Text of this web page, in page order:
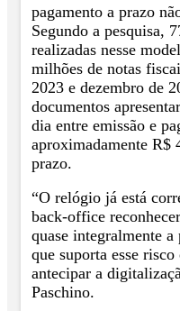
pagamento a prazo
Segundo a pesquisa,
realizadas nesse
milhões de notas
2023 e dezembro de
documentos
dia entre emissão e
aproximadamente R$
prazo.
“O relógio já está
back‑office
quase integralmente
que suporta esse
antecipar a
Paschino.